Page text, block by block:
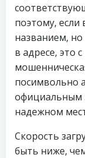
поэтому,
названием,
в адресе, это
посимвольно
официальным
надежном
Скорость
быть ниже,